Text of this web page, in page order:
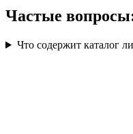
Частые
Что содержит каталог